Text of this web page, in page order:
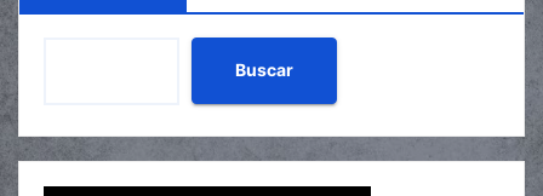
Buscar